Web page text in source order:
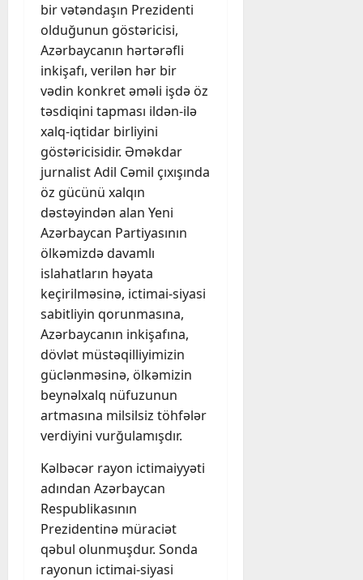
bir vətəndaşın Prezidenti
olduğunun göstəricisi,
Azərbaycanın hərtərəfli
inkişafı, verilən hər bir
vədin konkret əməli işdə öz
təsdiqini tapması ildən-ilə
xalq-iqtidar birliyini
göstəricisidir. Əməkdar
jurnalist Adil Cəmil çıxışında
öz gücünü xalqın
dəstəyindən alan Yeni
Azərbaycan Partiyasının
ölkəmizdə davamlı
islahatların həyata
keçirilməsinə, ictimai-siyasi
sabitliyin qorunmasına,
Azərbaycanın inkişafına,
dövlət müstəqilliyimizin
güclənməsinə, ölkəmizin
beynəlxalq nüfuzunun
artmasına milsilsiz töhfələr
verdiyini vurğulamışdır.
Kəlbəcər rayon ictimaiyyəti
adından Azərbaycan
Respublikasının
Prezidentinə müraciət
qəbul olunmuşdur. Sonda
rayonun ictimai-siyasi